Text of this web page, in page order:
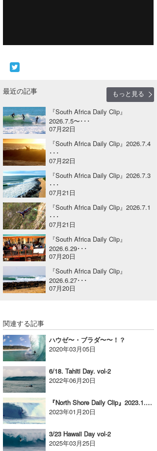
最近の記事
もっと見る
『South Africa Daily Clip』
2026.7.5〜･･･
07月22日
『South Africa Daily Clip』2026.7.4
･･･
07月22日
『South Africa Daily Clip』2026.7.3
･･･
07月21日
『South Africa Daily Clip』2026.7.1
･･･
07月21日
『South Africa Daily Clip』
2026.6.29･･･
07月20日
『South Africa Daily Clip』
2026.6.27･･･
07月20日
関連する記事
ハウゼ〜・ブラダ〜〜！？
2020年03月05日
6/18. Tahiti Day. vol-2
2022年06月20日
『North Shore Daily Clip』2023.1.16 & 17 & 18 @ OTW / vol.1
2023年01月20日
3/23 Hawaii Day vol-2
2025年03月25日
mitsuteru Kamio
DELTA FORCE SURF
CBA Films
熊谷素子
SURFMEDIA
波伝説アンバサダー/プロライダー
進士剛光
田原啓江
植村未来
NOBUFUKU
大野”MAR”修聖
喜納海人
Aichan
chan-U
ECE
G◎Da
H
KID
KOBU
KY
MIN
OYZ
S.K
Soulman
VAGY
waka☆=
YUKI☆
たっちー